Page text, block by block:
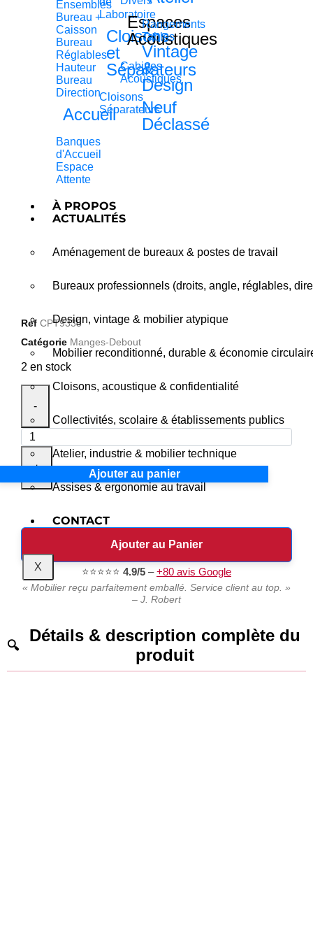
Ensembles
Bureau +
Caisson
Bureau
Réglables
Hauteur
Bureau
Direction
Accueil
Banques
d'Accueil
Espace
Attente
Laboratoire
Cloisons
et
Séparateurs
Cloisons
Séparateurs
Espaces
Acoustiques
Cabines
Acoustiques
Rangements
Tables
Vintage
&
Design
Neuf
Déclassé
À PROPOS
ACTUALITÉS
Aménagement de bureaux & postes de travail
Bureaux professionnels (droits, angle, réglables,
Design, vintage & mobilier atypique
Mobilier reconditionné, durable & économie
Cloisons, acoustique & confidentialité
Collectivités, scolaire & établissements publics
Atelier, industrie & mobilier technique
Assises & ergonomie au travail
CONTACT
X
Ref CPT9335
Catégorie Manges-Debout
2 en stock
-
+ Ajouter au panier
Ajouter au Panier
⭐⭐⭐⭐⭐ 4.9/5 –+80 avis Google
« Mobilier reçu parfaitement emballé. Service client au top. »
– J. Robert
Détails & description complète du
produit